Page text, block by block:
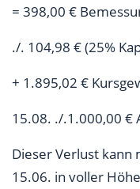
= 398,00 €
./. 104,98 € (25%
+ 1.895,02 €
15.08. ./.1.000,00 €
Dieser Verlust kann
15.06. in voller